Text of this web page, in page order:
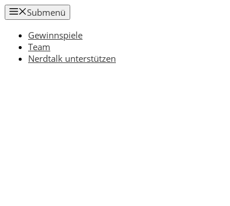
Zum
Inhalt
springen
Submenü
Gewinnspiele
Team
Nerdtalk unterstützen